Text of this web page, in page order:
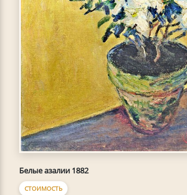
Белые азалии 1882
СТОИМОСТЬ